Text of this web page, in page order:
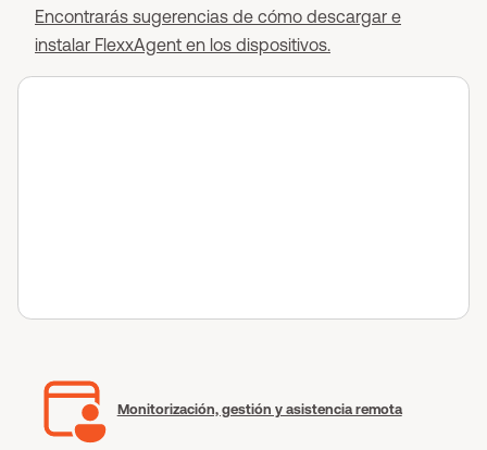
Encontrarás sugerencias de cómo descargar e
instalar FlexxAgent en los dispositivos.
Monitorización, gestión y asistencia remota